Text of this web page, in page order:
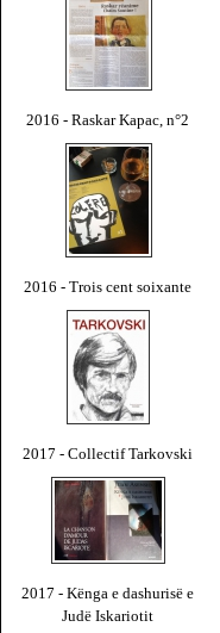
2016 - Raskar Kapac, n°2
2016 - Trois cent soixante
2017 - Collectif Tarkovski
2017 - Kënga e dashurisë e
Judë Iskariotit